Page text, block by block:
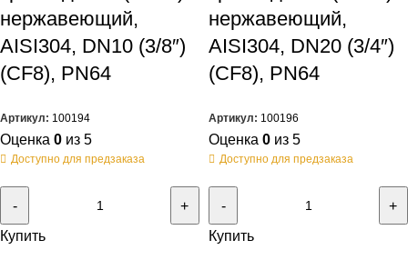
нержавеющий,
AISI304, DN10 (3/8″)
(CF8), PN64
Артикул: 100194
Оценка 0 из 5
Доступно для предзаказа
Купить
нержавеющий,
AISI304, DN20 (3/4″)
(CF8), PN64
Артикул: 100196
Оценка 0 из 5
Доступно для предзаказа
Купить